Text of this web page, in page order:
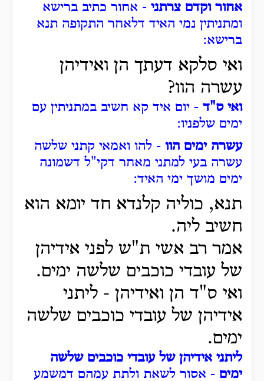
אחור וקדם צרתני - אחור כתיב ברישא
ומתניתין נמי האיד דלאחר התקופה תנא
ברישא:
ואי סלקא דעתך הן ואידיהן
עשרה הוו?
ואי ס"ד - יום איד קא חשיב במתניתין עם
ימים שלפניו:
עשרה ימים הוו - להו ואמאי קתני שלשה
עשרה בעי למתני מאחר דקי"ל דשמונה
ימים מושך ימי האיד:
תנא, כוליה קלנדא חד יומא הוא
חשיב ליה.
אמר רב אשי ת"ש לפני אידיהן
של עובדי כוכבים שלשה ימים.
ואי ס"ד הן ואידיהן - ליתני
אידיהן של עובדי כוכבים שלשה
ימים.
ליתני אידיהן של עובדי כוכבים שלשה
ימים - אסור לשאת ולתת עמהם דמשמע